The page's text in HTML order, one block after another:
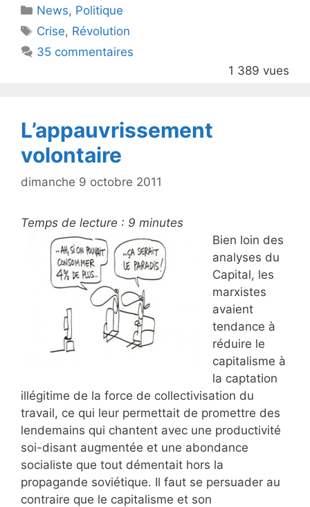
er e
b
o
Catégories
News, Politique
Étiquettes
Crise, Révolution
35 commentaires
1 389 vues
L’appauvrissement
volontaire
dimanche 9 octobre 2011
Temps de lecture : 9 minutes
Bien loin des
analyses du
Capital, les
marxistes
avaient
tendance à
réduire le
capitalisme à
la captation
illégitime de la force de collectivisation du
travail, ce qui leur permettait de promettre des
lendemains qui chantent avec une productivité
soi-disant augmentée et une abondance
socialiste que tout démentait hors la
propagande soviétique. Il faut se persuader au
contraire que le capitalisme et son